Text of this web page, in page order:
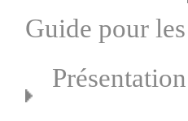
Guide pour
Présentation